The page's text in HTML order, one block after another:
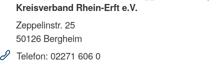
Kreisverband Rhein-Erft e.V.
Zeppelinstr. 25
50126 Bergheim
Telefon: 02271 606 0